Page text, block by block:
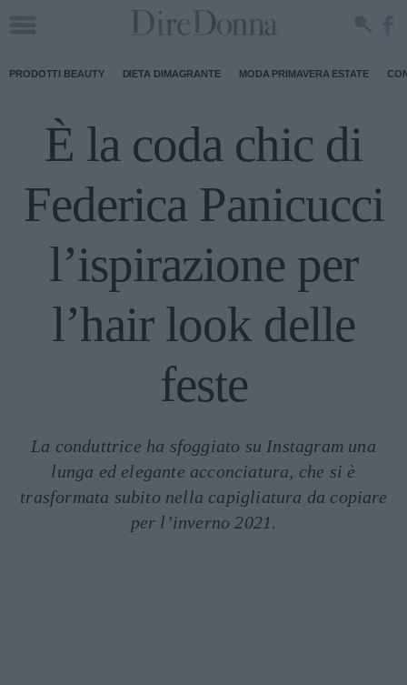
PRODOTTI BEAUTY DIETA DIMAGRANTE MODA PRIMAVERA ESTATE
È la coda chic di
Federica Panicucci
l’ispirazione per
l’hair look delle
feste
La conduttrice ha sfoggiato su Instagram una
lunga ed elegante acconciatura, che si è
trasformata subito nella capigliatura da copiare
per l’inverno 2021.